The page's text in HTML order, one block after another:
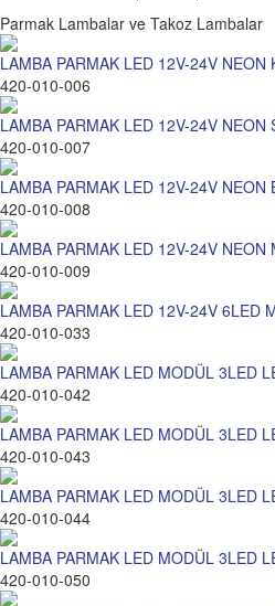
Parmak Lambalar ve Takoz Lambalar
LAMBA PARMAK LED 12V-24V
420-010-006
LAMBA PARMAK LED 12V-24V
420-010-007
LAMBA PARMAK LED 12V-24V NEON
420-010-008
LAMBA PARMAK LED 12V-24V NEON
420-010-009
LAMBA PARMAK LED 12V-24V 6LED
420-010-033
LAMBA PARMAK LED MODÜL 3LED
420-010-042
LAMBA PARMAK LED MODÜL 3LED
420-010-043
LAMBA PARMAK LED MODÜL 3LED
420-010-044
LAMBA PARMAK LED MODÜL 3LED
420-010-050